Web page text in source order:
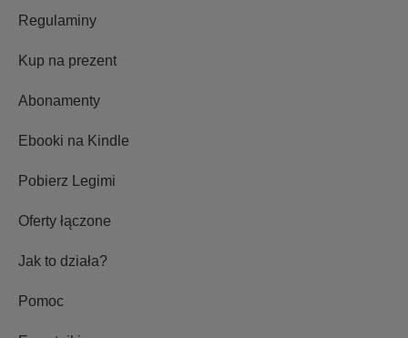
Regulaminy
Kup na prezent
Abonamenty
Ebooki na Kindle
Pobierz Legimi
Oferty łączone
Jak to działa?
Pomoc